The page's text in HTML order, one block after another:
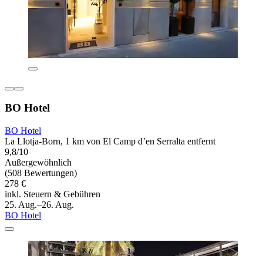
BO Hotel
BO Hotel
La Llotja-Born, 1 km von El Camp d’en Serralta entfernt
9,8/10
Außergewöhnlich
(508 Bewertungen)
278 €
inkl. Steuern & Gebühren
25. Aug.–26. Aug.
BO Hotel